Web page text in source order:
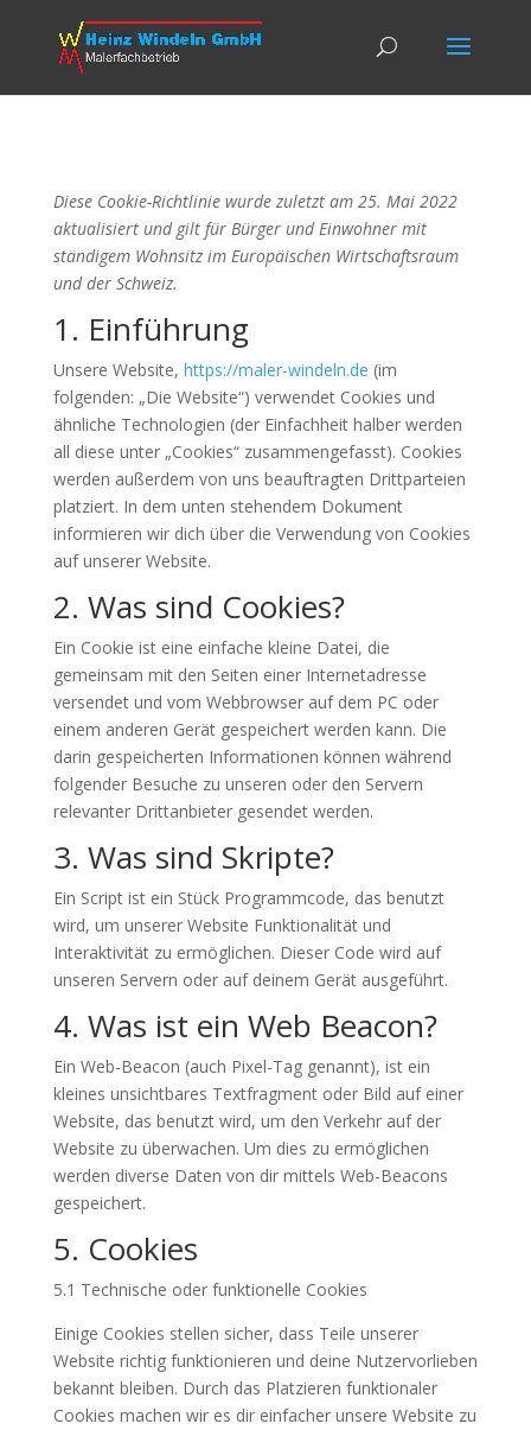
Diese Cookie-Richtlinie wurde zuletzt am 25. Mai 2022
aktualisiert und gilt für Bürger und Einwohner mit
ständigem Wohnsitz im Europäischen Wirtschaftsraum
und der Schweiz.
1. Einführung
Unsere Website, https://maler-windeln.de (im
folgenden: „Die Website“) verwendet Cookies und
ähnliche Technologien (der Einfachheit halber werden
all diese unter „Cookies“ zusammengefasst). Cookies
werden außerdem von uns beauftragten Drittparteien
platziert. In dem unten stehendem Dokument
informieren wir dich über die Verwendung von Cookies
auf unserer Website.
2. Was sind Cookies?
Ein Cookie ist eine einfache kleine Datei, die
gemeinsam mit den Seiten einer Internetadresse
versendet und vom Webbrowser auf dem PC oder
einem anderen Gerät gespeichert werden kann. Die
darin gespeicherten Informationen können während
folgender Besuche zu unseren oder den Servern
relevanter Drittanbieter gesendet werden.
3. Was sind Skripte?
Ein Script ist ein Stück Programmcode, das benutzt
wird, um unserer Website Funktionalität und
Interaktivität zu ermöglichen. Dieser Code wird auf
unseren Servern oder auf deinem Gerät ausgeführt.
4. Was ist ein Web Beacon?
Ein Web-Beacon (auch Pixel-Tag genannt), ist ein
kleines unsichtbares Textfragment oder Bild auf einer
Website, das benutzt wird, um den Verkehr auf der
Website zu überwachen. Um dies zu ermöglichen
werden diverse Daten von dir mittels Web-Beacons
gespeichert.
5. Cookies
5.1 Technische oder funktionelle Cookies
Einige Cookies stellen sicher, dass Teile unserer
Website richtig funktionieren und deine Nutzervorlieben
bekannt bleiben. Durch das Platzieren funktionaler
Cookies machen wir es dir einfacher unsere Website zu